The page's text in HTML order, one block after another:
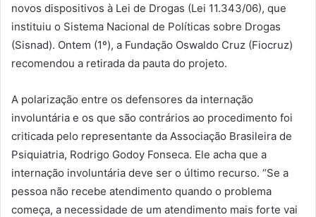
novos dispositivos à Lei de Drogas (Lei 11.343/06), que
instituiu o Sistema Nacional de Políticas sobre Drogas
(Sisnad). Ontem (1º), a Fundação Oswaldo Cruz (Fiocruz)
recomendou a retirada da pauta do projeto.
A polarização entre os defensores da internação
involuntária e os que são contrários ao procedimento foi
criticada pelo representante da Associação Brasileira de
Psiquiatria, Rodrigo Godoy Fonseca. Ele acha que a
internação involuntária deve ser o último recurso. “Se a
pessoa não recebe atendimento quando o problema
começa, a necessidade de um atendimento mais forte vai